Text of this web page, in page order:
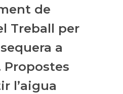
de
Treball per
a
Propostes
l’aigua